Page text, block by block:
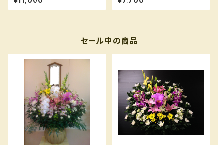
ンチックかすみ草】たっぷりのセ
ット！
セール中の商品